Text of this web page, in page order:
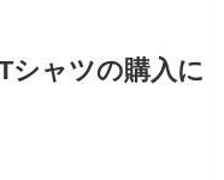
シャツの購入に